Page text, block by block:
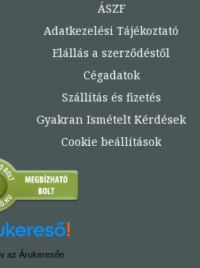
ÁSZF
Adatkezelési Tájékoztató
Elállás a szerződéstől
Cégadatok
Szállítás és fizetés
Gyakran Ismételt Kérdések
Cookie beállítások
az Árukeresőn